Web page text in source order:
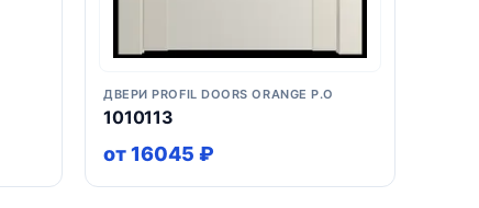
ДВЕРИ PROFIL DOORS ORANGE P.O
1010113
от 16045 ₽